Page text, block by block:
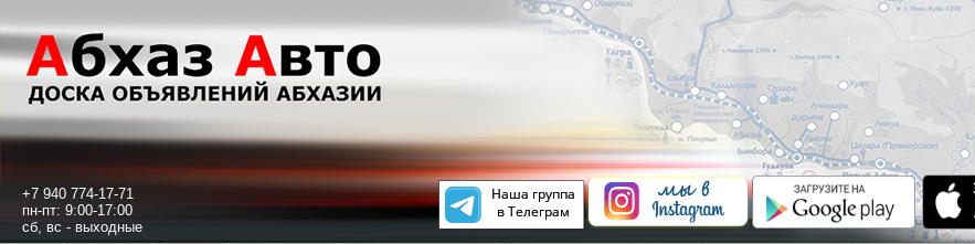
+7 940 774-17-71
пн-пт: 9:00-17:00
сб, вс - выходные